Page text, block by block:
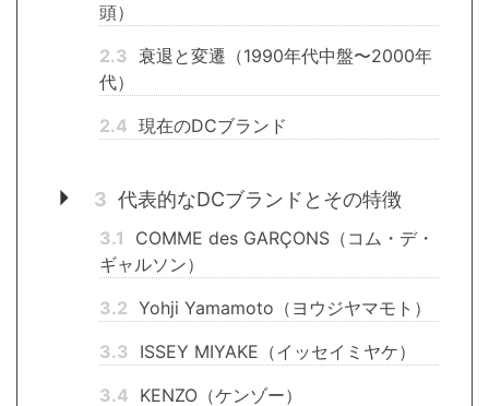
頭）
2.3 衰退と変遷（1990年代中盤〜2000年
代）
2.4 現在のDCブランド
3 代表的なDCブランドとその特徴
3.1
COMME des GARÇONS（コム・デ・
ギャルソン）
3.2 Yohji Yamamoto（ヨウジヤマモト）
3.3 ISSEY MIYAKE（イッセイミヤケ）
3.4 KENZO（ケンゾー）